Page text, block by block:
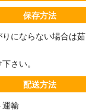
保存方法
にならない場合は
さい。
配送方法
運輸